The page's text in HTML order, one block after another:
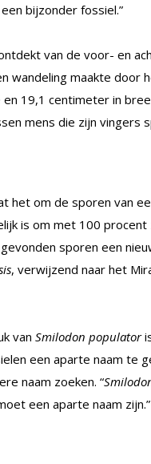
bijzonder fossiel.”
van de voor- en
wandeling maakte door
19,1 centimeter in
mens die zijn vingers
het om de sporen van
is om met 100
sporen een
, verwijzend naar het
van Smilodon populator
een aparte naam te
naam zoeken. “
een aparte naam zijn.”